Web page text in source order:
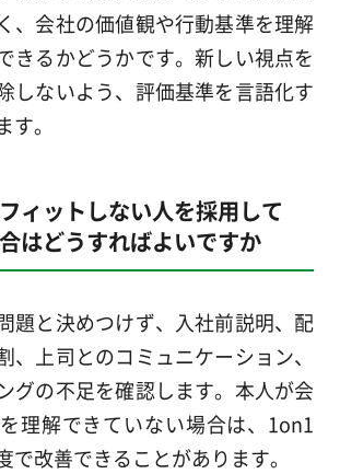
、会社の価値観や行動基準を理解
きるかどうかです。新しい視点を
しないよう、評価基準を言語化す
。
ィットしない人を採用して
はどうすればよいですか
題と決めつけず、入社前説明、配
、上司とのコミュニケーション、
グの不足を確認します。本人が会
理解できていない場合は、1on1
で改善できることがあります。